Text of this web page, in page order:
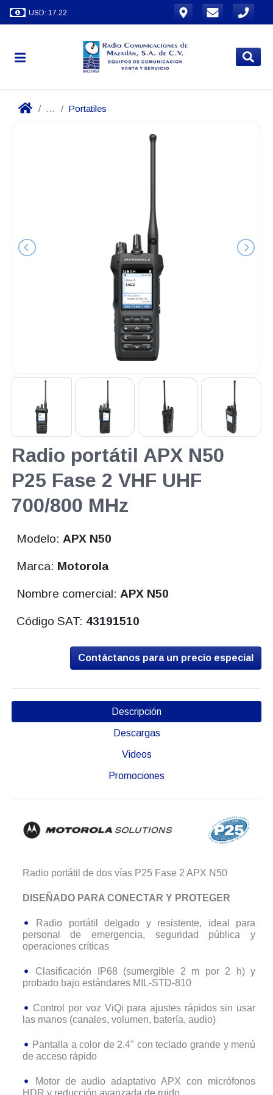
USD: 17.22
... Portatiles
Radio portátil APX N50
P25 Fase 2 VHF UHF
700/800 MHz
Modelo:APX N50
Marca: Motorola
Nombre comercial:APX N50
Código SAT: 43191510
Contáctanos para un precio especial
Descripción
Descargas
Videos
Promociones
Radio portátil de dos vías P25 Fase 2 APX N50
DISEÑADO PARA CONECTAR Y PROTEGER
Radio portátil delgado y resistente, ideal para
personal de emergencia, seguridad pública y
operaciones críticas
Clasificación IP68 (sumergible 2 m por 2 h) y
probado bajo estándares MIL-STD-810
Control por voz ViQi para ajustes rápidos sin usar
las manos (canales, volumen, batería, audio)
Pantalla a color de 2.4" con teclado grande y menú
de acceso rápido
Motor de audio adaptativo APX con micrófonos